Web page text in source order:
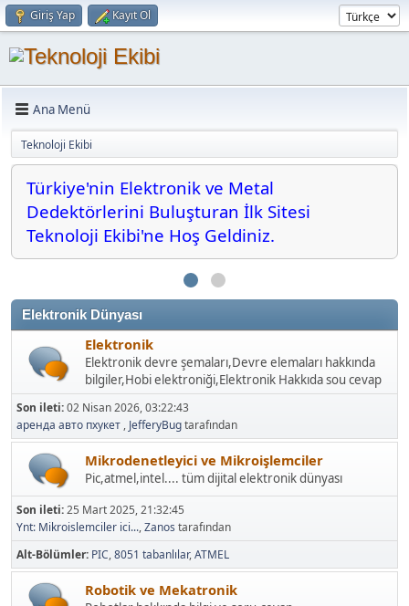
Giriş Yap Kayıt Ol
Ana Menü
Teknoloji Ekibi
Türkiye'nin Elektronik ve Metal
Dedektörlerini Buluşturan İlk Sitesi
Teknoloji Ekibi'ne Hoş Geldiniz.
Elektronik Dünyası
Elektronik
Elektronik devre şemaları,Devre elemaları hakkında
bilgiler,Hobi elektroniği,Elektronik Hakkıda sou cevap
Son ileti:02 Nisan 2026, 03:22:43
аренда авто пхукет , JefferyBugtarafından
Mikrodenetleyici ve Mikroişlemciler
Pic,atmel,intel.... tüm dijital elektronik dünyası
Son ileti:25 Mart 2025, 21:32:45
Ynt: Mikroislemciler ici...,Zanos tarafından
Alt-Bölümler PIC 8051 tabanlılar ATMEL
Robotik ve Mekatronik